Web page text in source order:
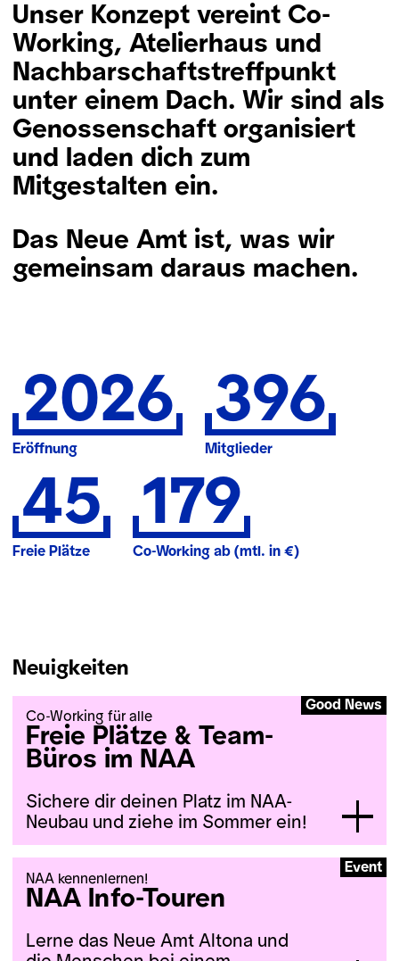
Unser Konzept vereint Co-
Working, Atelierhaus und
Nachbarschaftstreffpunkt
unter einem Dach. Wir sind als
Genossenschaft organisiert
und laden dich zum
Mitgestalten ein.
Das Neue Amt ist, was wir
gemeinsam daraus machen.
2026
Eröffnung
396
Mitglieder
45
Freie Plätze
179
Co-Working ab (mtl. in €)
Neuigkeiten
Good News
Co-Working für alle
Freie Plätze & Team-
Büros im NAA
Sichere dir deinen Platz im NAA-
Neubau und ziehe im Sommer ein!
Aktuell vergeben wir, gemeinsam
mit dem betahaus Hamburg, die
letzten freien Arbeitsplätze und
Neubau. Dafür bieten wir spezielle
Event
NAA kennenlernen!
NAA Info-Touren
Lerne das Neue Amt Altona und